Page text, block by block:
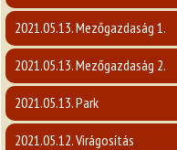
2021.05.13. Mezőgazdaság 1.
2021.05.13. Mezőgazdaság 2.
2021.05.13. Park
2021.05.12. Virágosítás